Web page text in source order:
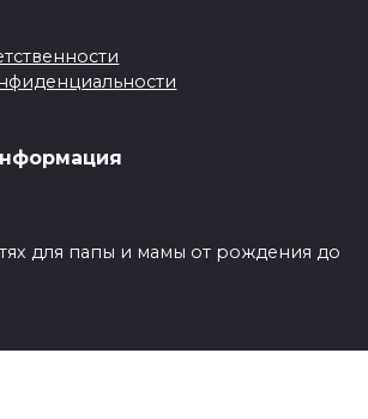
для папы и мамы от рождения до